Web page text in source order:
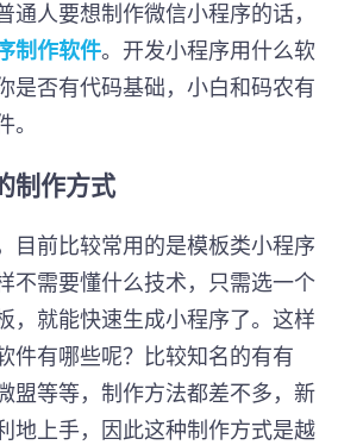
通人要想制作微信小程序的话，
制作软件。开发小程序用什么软
是否有代码基础，小白和码农有
制作方式
目前比较常用的是模板类小程序
不需要懂什么技术，只需选一个
，就能快速生成小程序了。这样
件有哪些呢？比较知名的有有
盟等等，制作方法都差不多，新
地上手，因此这种制作方式是越